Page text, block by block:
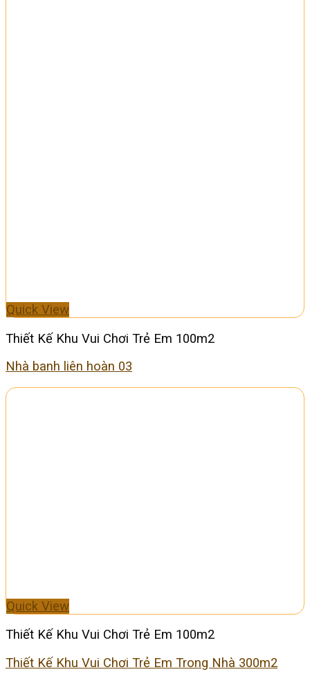
Quick View
Thiết Kế Khu Vui Chơi Trẻ Em 100m2
Nhà banh liên hoàn 03
Quick View
Thiết Kế Khu Vui Chơi Trẻ Em 100m2
Thiết Kế Khu Vui Chơi Trẻ Em Trong Nhà 300m2